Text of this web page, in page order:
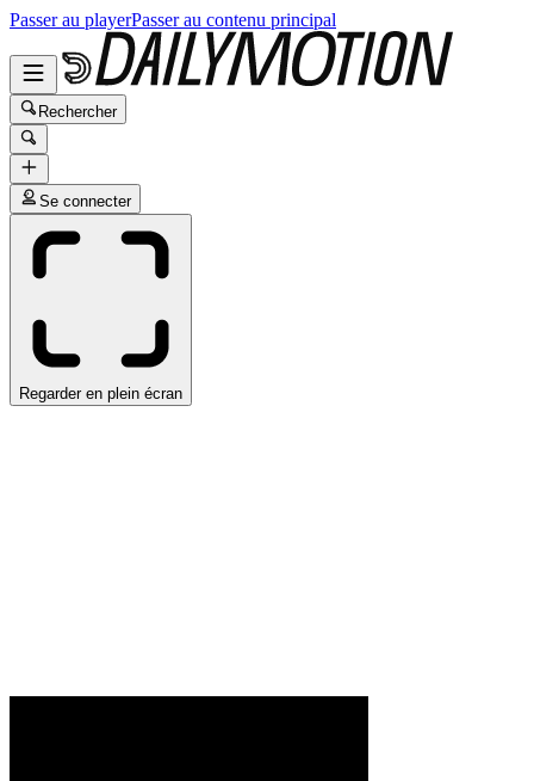
Passer au playerPasser au contenu principal
Rechercher
Se connecter
Regarder en plein écran